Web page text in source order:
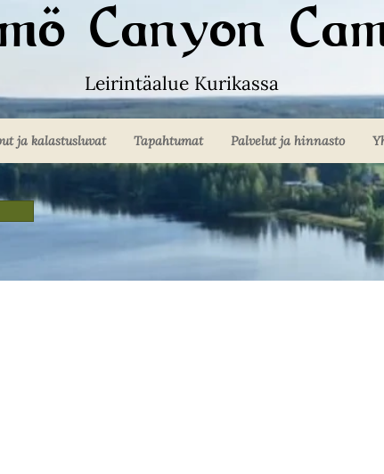
ja kalastusluvat Tapahtumat Palvelut ja hinnasto
Canyon
Leirintäalue Kurikassa